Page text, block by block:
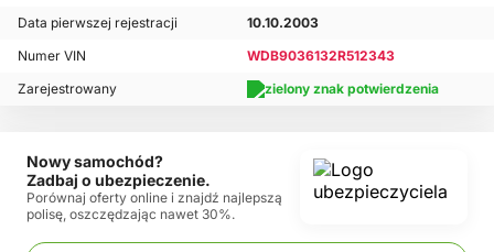
Data pierwszej rejestracji
10.10.2003
Numer VIN
WDB9036132R512343
Zarejestrowany
Nowy samochód?
Zadbaj o ubezpieczenie.
Porównaj oferty online i znajdź najlepszą
polisę, oszczędzając nawet 30%.